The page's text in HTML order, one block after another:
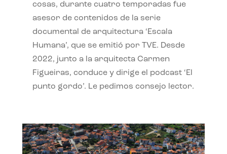
cosas, durante cuatro temporadas fue
asesor de contenidos de la serie
documental de arquitectura ‘Escala
Humana’, que se emitió por TVE. Desde
2022, junto a la arquitecta Carmen
Figueiras, conduce y dirige el podcast ‘El
punto gordo’. Le pedimos consejo lector.